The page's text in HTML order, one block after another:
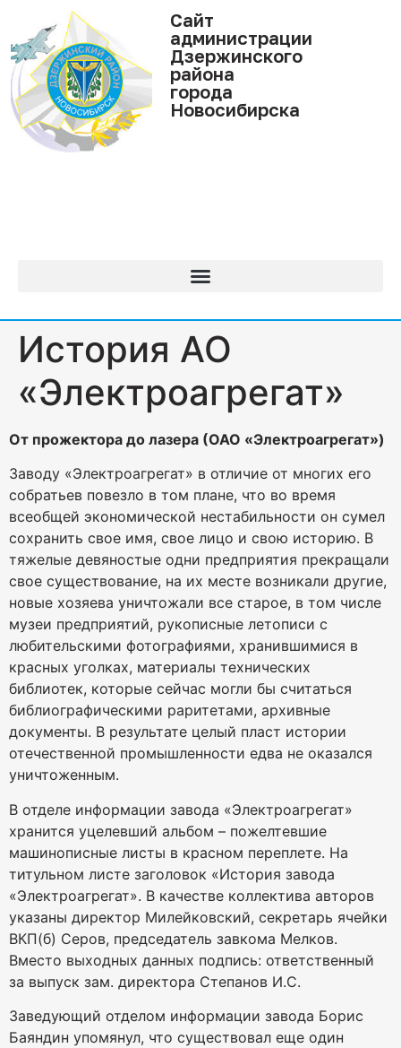
Cайт
администрации
Дзержинского
района
города
Новосибирска
История АО
«Электроагрегат»
От прожектора до лазера (ОАО «Электроагрегат»)
Заводу «Электроагрегат» в отличие от многих его
собратьев повезло в том плане, что во время
всеобщей экономической нестабильности он сумел
сохранить свое имя, свое лицо и свою историю. В
тяжелые девяностые одни предприятия прекращали
свое существование, на их месте возникали другие,
новые хозяева уничтожали все старое, в том числе
музеи предприятий, рукописные летописи с
любительскими фотографиями, хранившимися в
красных уголках, материалы технических
библиотек, которые сейчас могли бы считаться
библиографическими раритетами, архивные
документы. В результате целый пласт истории
отечественной промышленности едва не оказался
уничтоженным.
В отделе информации завода «Электроагрегат»
хранится уцелевший альбом – пожелтевшие
машинописные листы в красном переплете. На
титульном листе заголовок «История завода
«Электроагрегат». В качестве коллектива авторов
указаны директор Милейковский, секретарь ячейки
ВКП(б) Серов, председатель завкома Мелков.
Вместо выходных данных подпись: ответственный
за выпуск зам. директора Степанов И.С.
Заведующий отделом информации завода Борис
Баяндин упомянул, что существовал еще один